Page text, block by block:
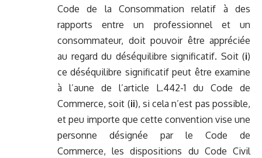
Code de la Consommation relatif à des
rapports entre un professionnel et un
consommateur, doit pouvoir être appréciée
au regard du déséquilibre significatif. Soit (i)
ce déséquilibre significatif peut être examine
à l’aune de l’article L.442-1 du Code de
Commerce, soit (ii), si cela n’est pas possible,
et peu importe que cette convention vise une
personne désignée par le Code de
Commerce, les dispositions du Code Civil